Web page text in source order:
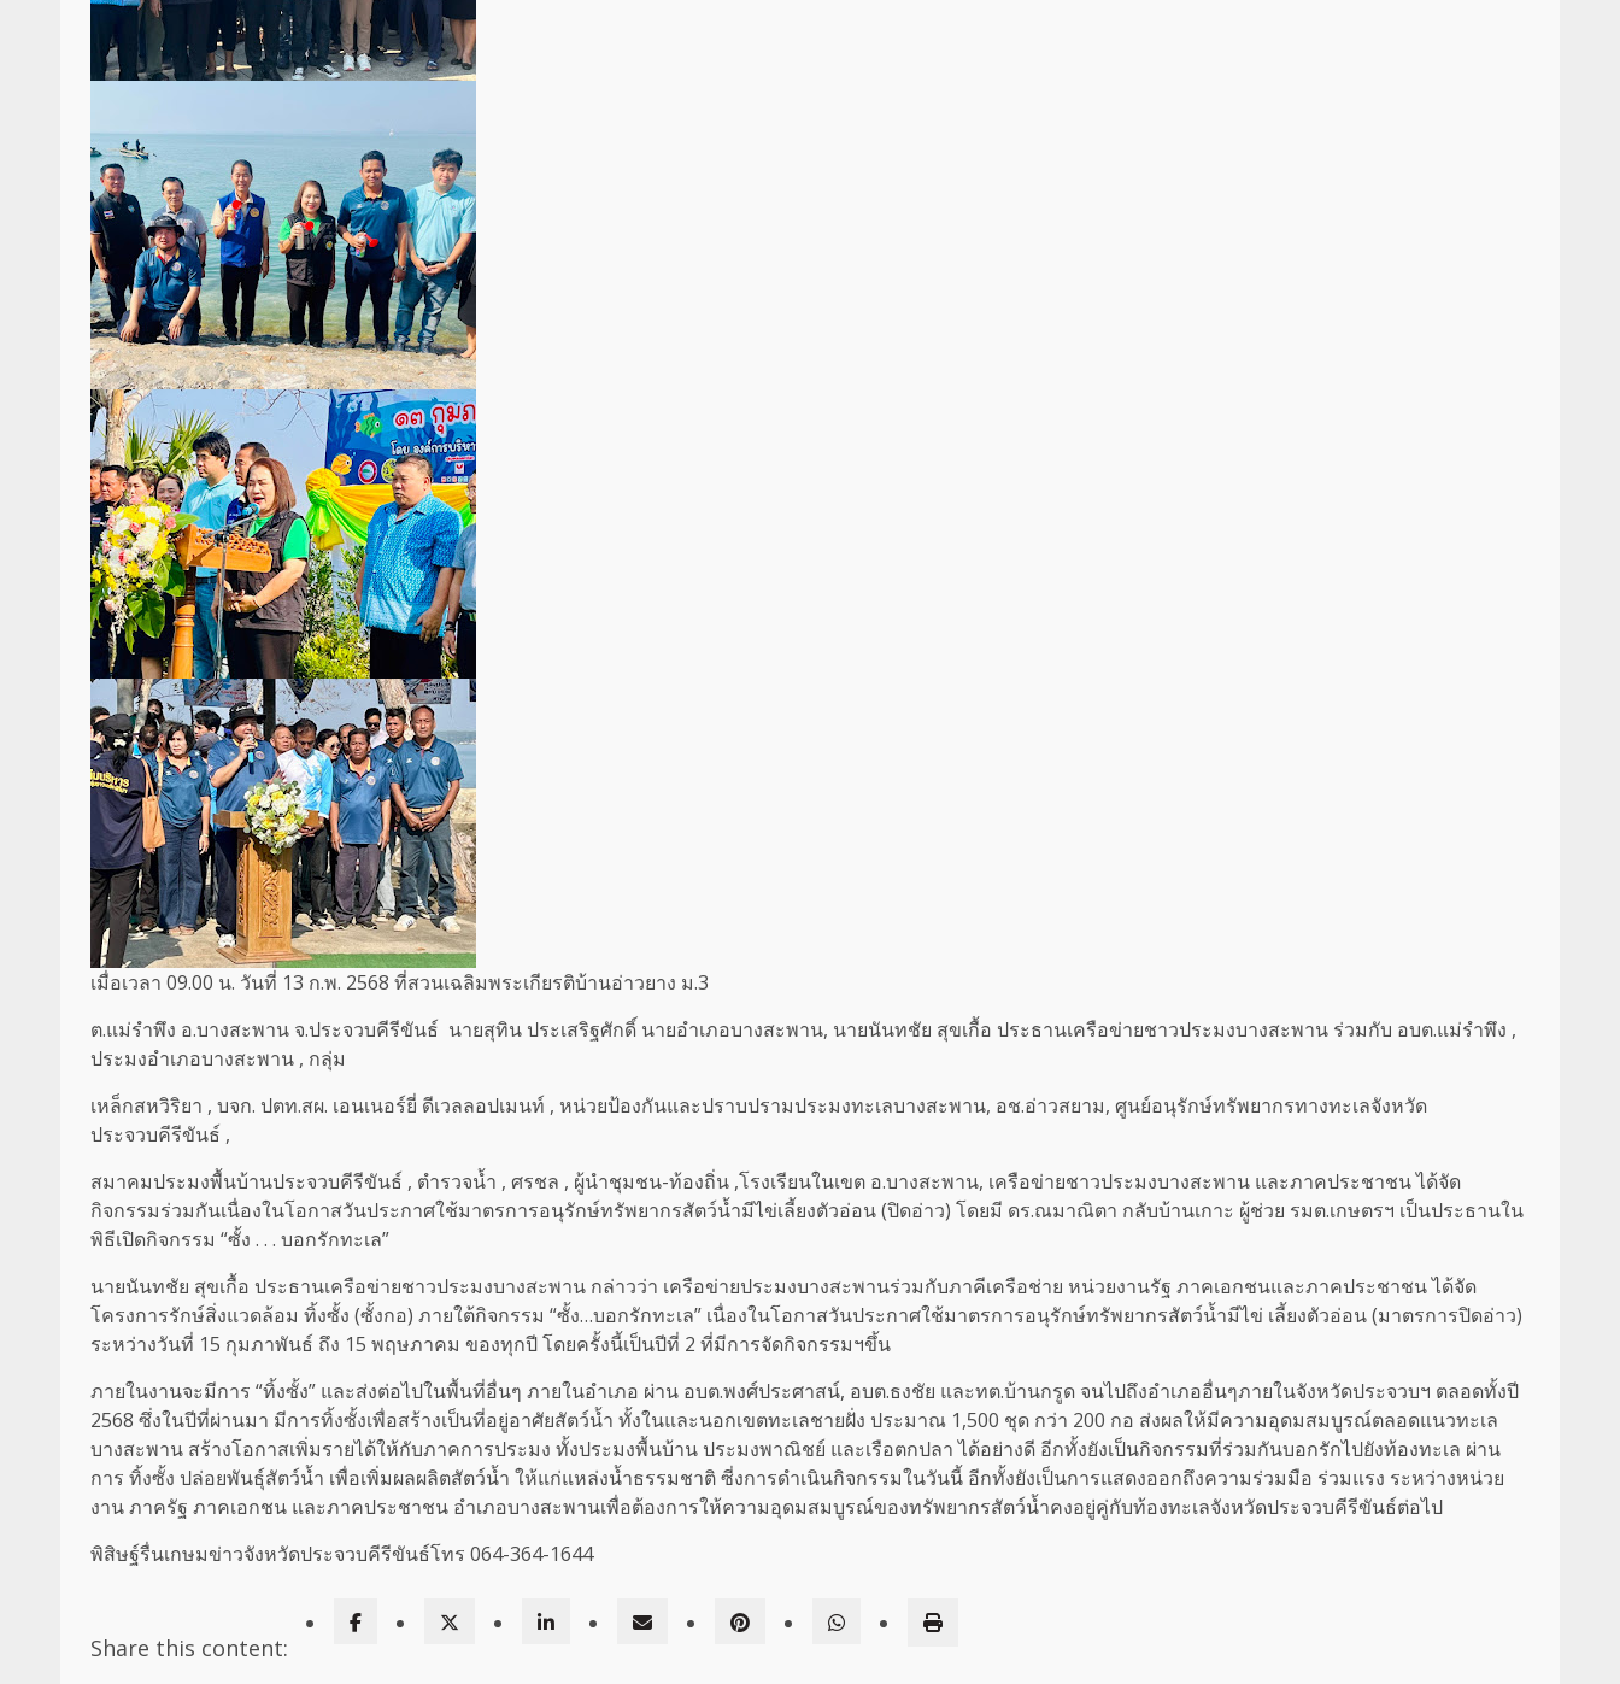
เมื่อเวลา 09.00 น. วันที่ 13 ก.พ. 2568 ที่สวนเฉลิมพระเกียรติบ้านอ่าวยาง ม.3
ต.แม่รำพึง อ.บางสะพาน จ.ประจวบคีรีขันธ์ นายสุทิน ประเสริฐศักดิ์ นายอำเภอบางสะพาน, นายนันทชัย สุขเกื้อ ประธานเครือข่ายชาวประมงบางสะพาน ร่วมกับ อบต.แม่รำพึง ,
ประมงอำเภอบางสะพาน , กลุ่ม
เหล็กสหวิริยา , บจก. ปตท.สผ. เอนเนอร์ยี่ ดีเวลลอปเมนท์ , หน่วยป้องกันและปราบปรามประมงทะเลบางสะพาน, อช.อ่าวสยาม, ศูนย์อนุรักษ์ทรัพยากรทางทะเลจังหวัด
ประจวบคีรีขันธ์ ,
สมาคมประมงพื้นบ้านประจวบคีรีขันธ์ , ตำรวจน้ำ , ศรชล , ผู้นำชุมชน-ท้องถิ่น ,โรงเรียนในเขต อ.บางสะพาน, เครือข่ายชาวประมงบางสะพาน และภาคประชาชน ได้จัด
กิจกรรมร่วมกันเนื่องในโอกาสวันประกาศใช้มาตรการอนุรักษ์ทรัพยากรสัตว์น้ำมีไข่เลี้ยงตัวอ่อน (ปิดอ่าว) โดยมี ดร.ณมาณิตา กลับบ้านเกาะ ผู้ช่วย รมต.เกษตรฯ เป็นประธานใน
พิธีเปิดกิจกรรม “ซั้ง . . . บอกรักทะเล”
นายนันทชัย สุขเกื้อ ประธานเครือข่ายชาวประมงบางสะพาน กล่าวว่า เครือข่ายประมงบางสะพานร่วมกับภาคีเครือช่าย หน่วยงานรัฐ ภาคเอกชนและภาคประชาชน ได้จัด
โครงการรักษ์สิ่งแวดล้อม ทิ้งซั้ง (ซั้งกอ) ภายใต้กิจกรรม “ซั้ง…บอกรักทะเล” เนื่องในโอกาสวันประกาศใช้มาตรการอนุรักษ์ทรัพยากรสัตว์น้ำมีไข่ เลี้ยงตัวอ่อน (มาตรการปิดอ่าว)
ระหว่างวันที่ 15 กุมภาพันธ์ ถึง 15 พฤษภาคม ของทุกปี โดยครั้งนี้เป็นปีที่ 2 ที่มีการจัดกิจกรรมฯขึ้น
ภายในงานจะมีการ “ทิ้งซั้ง” และส่งต่อไปในพื้นที่อื่นๆ ภายในอำเภอ ผ่าน อบต.พงศ์ประศาสน์, อบต.ธงชัย และทต.บ้านกรูด จนไปถึงอำเภออื่นๆภายในจังหวัดประจวบฯ ตลอดทั้งปี
2568 ซึ่งในปีที่ผ่านมา มีการทิ้งซั้งเพื่อสร้างเป็นที่อยู่อาศัยสัตว์น้ำ ทั้งในและนอกเขตทะเลชายฝั่ง ประมาณ 1,500 ชุด กว่า 200 กอ ส่งผลให้มีความอุดมสมบูรณ์ตลอดแนวทะเล
บางสะพาน สร้างโอกาสเพิ่มรายได้ให้กับภาคการประมง ทั้งประมงพื้นบ้าน ประมงพาณิชย์ และเรือตกปลา ได้อย่างดี อีกทั้งยังเป็นกิจกรรมที่ร่วมกันบอกรักไปยังท้องทะเล ผ่าน
การ ทิ้งซั้ง ปล่อยพันธุ์สัตว์น้ำ เพื่อเพิ่มผลผลิตสัตว์น้ำ ให้แก่แหล่งน้ำธรรมชาติ ซี่งการดำเนินกิจกรรมในวันนี้ อีกทั้งยังเป็นการแสดงออกถึงความร่วมมือ ร่วมแรง ระหว่างหน่วย
งาน ภาครัฐ ภาคเอกชน และภาคประชาชน อำเภอบางสะพานเพื่อต้องการให้ความอุดมสมบูรณ์ของทรัพยากรสัตว์น้ำคงอยู่คู่กับท้องทะเลจังหวัดประจวบคีรีขันธ์ต่อไป
พิสิษฐ์รื่นเกษมข่าวจังหวัดประจวบคีรีขันธ์โทร 064-364-1644
Share this content: